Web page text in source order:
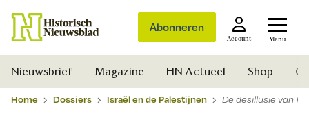
Abonneren
Account Menu
Nieuwsbrief Magazine HN Actueel Shop
Home Dossiers Israël en de Palestijnen De desillusie van